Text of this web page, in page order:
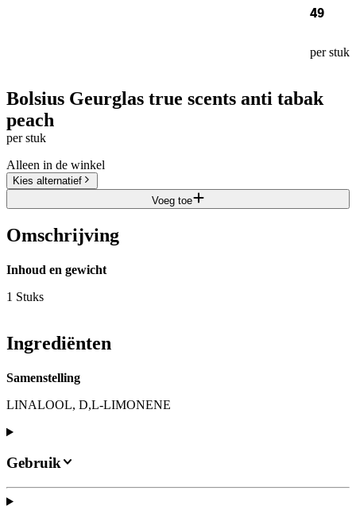
49
per stuk
Bolsius Geurglas true scents anti tabak
peach
per stuk
Alleen in de winkel
Kies alternatief
Voeg toe
Omschrijving
Inhoud en gewicht
1 Stuks
Ingrediënten
Samenstelling
LINALOOL, D,L-LIMONENE
Gebruik